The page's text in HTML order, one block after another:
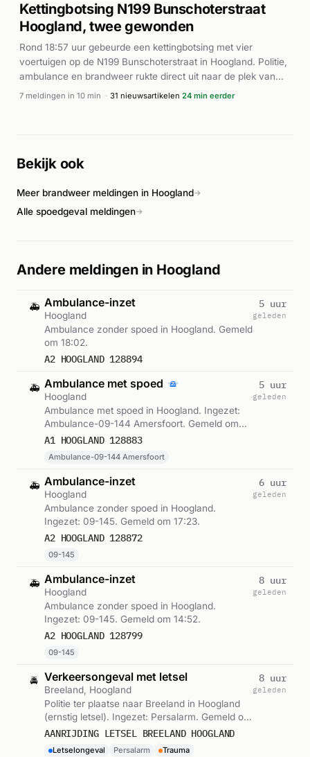
Kettingbotsing N199 Bunschoterstraat
Hoogland, twee gewonden
Rond 18:57 uur gebeurde een kettingbotsing met vier
voertuigen op de N199 Bunschoterstraat in Hoogland. Politie,
ambulance en brandweer rukte direct uit naar de plek van
het ongeluk. Twee inzittenden raakten gewond en werden
bronnen.
7 meldingen in 10 min · 31 nieuwsartikelen 24 min eerder
Bekijk ook
Meer brandweer meldingen in Hoogland→
Alle spoedgeval meldingen→
Andere meldingen in Hoogland
🚑 Ambulance-inzet
Hoogland
Ambulance zonder spoed in Hoogland. Gemeld
om 18:02.
A2 HOOGLAND 128894
5 uur
geleden
🚑 Ambulance met spoed
Hoogland
Ambulance met spoed in Hoogland. Ingezet:
Ambulance-09-144 Amersfoort. Gemeld om
17:50.
A1 HOOGLAND 128883
Ambulance-09-144 Amersfoort
5 uur
geleden
🚑 Ambulance-inzet
Hoogland
Ambulance zonder spoed in Hoogland.
Ingezet: 09-145. Gemeld om 17:23.
A2 HOOGLAND 128872
09-145
6 uur
geleden
🚑 Ambulance-inzet
Hoogland
Ambulance zonder spoed in Hoogland.
Ingezet: 09-145. Gemeld om 14:52.
A2 HOOGLAND 128799
09-145
8 uur
geleden
🚔 Verkeersongeval met letsel
Breeland, Hoogland
Politie ter plaatse naar Breeland in Hoogland
(ernstig letsel). Ingezet: Persalarm. Gemeld om
14:51.
AANRIJDING LETSEL BREELAND HOOGLAND
Letselongeval Persalarm Trauma
8 uur
geleden